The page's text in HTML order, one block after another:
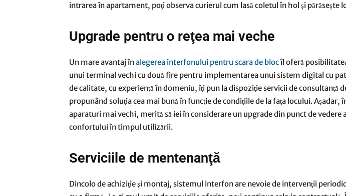
intrarea în apartament, poţi observa curierul cum lasă coletul în hol şi părăseşte
Upgrade pentru o reţea mai veche
Un mare avantaj înalegerea interfonului pentru scara de blocîl oferă
unui terminal vechi cu două fire pentru implementarea unui sistem digital cu
de calitate, cu experienţă în domeniu, îţi pun la dispoziţie servicii de consultanţă
propunând soluţia cea mai bună în funcţie de condiţiile de la faţa locului. Aşadar,
aparaturi mai vechi, merită să iei în considerare un upgrade din punct de vedere
confortului în timpul utilizării.
Serviciile de mentenanţă
Dincolo de achiziţie şi montaj, sistemul interfon are nevoie de intervenţii